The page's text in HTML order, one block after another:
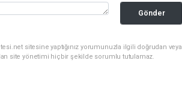
Gönder
sitesine yaptığınız yorumunuzla ilgili doğrudan veya
site yönetimi hiçbir şekilde sorumlu tutulamaz.